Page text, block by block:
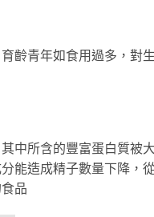
齡青年如食用過多，對
中所含的豐富蛋白質被
能造成精子數量下降，
品